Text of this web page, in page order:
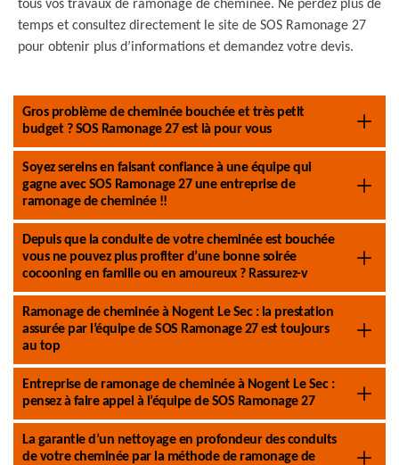
tous vos travaux de ramonage de cheminée. Ne perdez plus de
temps et consultez directement le site de SOS Ramonage 27
pour obtenir plus d’informations et demandez votre devis.
Gros problème de cheminée bouchée et très petit
budget ? SOS Ramonage 27 est là pour vous
Soyez sereins en faisant confiance à une équipe qui
gagne avec SOS Ramonage 27 une entreprise de
ramonage de cheminée !!
Depuis que la conduite de votre cheminée est bouchée
vous ne pouvez plus profiter d’une bonne soirée
cocooning en famille ou en amoureux ? Rassurez-v
Ramonage de cheminée à Nogent Le Sec : la prestation
assurée par l’équipe de SOS Ramonage 27 est toujours
au top
Entreprise de ramonage de cheminée à Nogent Le Sec :
pensez à faire appel à l’équipe de SOS Ramonage 27
La garantie d’un nettoyage en profondeur des conduits
de votre cheminée par la méthode de ramonage de